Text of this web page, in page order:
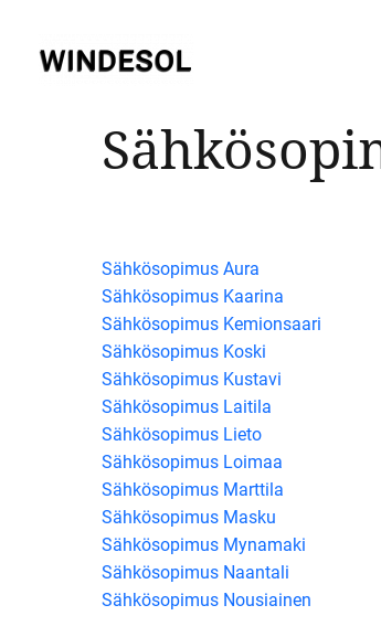
Sähkösopimus Aura
Sähkösopimus Kaarina
Sähkösopimus Kemionsaari
Sähkösopimus Koski
Sähkösopimus Kustavi
Sähkösopimus Laitila
Sähkösopimus Lieto
Sähkösopimus Loimaa
Sähkösopimus Marttila
Sähkösopimus Masku
Sähkösopimus Mynamaki
Sähkösopimus Naantali
Sähkösopimus Nousiainen